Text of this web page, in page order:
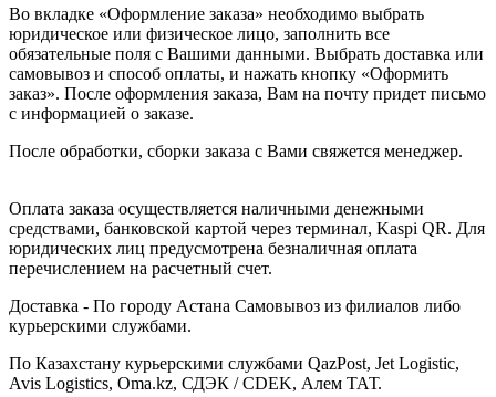
Во вкладке «Оформление заказа» необходимо выбрать
юридическое или физическое лицо, заполнить все
обязательные поля с Вашими данными. Выбрать доставка или
самовывоз и способ оплаты, и нажать кнопку «Оформить
заказ». После оформления заказа, Вам на почту придет письмо
с информацией о заказе.
После обработки, сборки заказа с Вами свяжется менеджер.
Оплата заказа осуществляется наличными денежными
средствами, банковской картой через терминал, Kaspi QR. Для
юридических лиц предусмотрена безналичная оплата
перечислением на расчетный счет.
Доставка - По городу Астана Самовывоз из филиалов либо
курьерскими службами.
По Казахстану курьерскими службами QazPost, Jet Logistic,
Avis Logistics, Oma.kz, СДЭК / CDEK, Алем ТАТ.